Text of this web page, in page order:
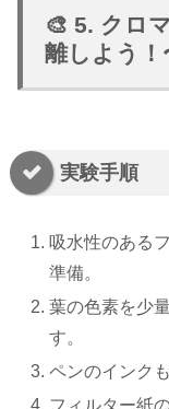
🎨 5. クロ
離しよう！
実験手順
吸水性のある
準備。
葉の色素を少
す。
ペンのインク